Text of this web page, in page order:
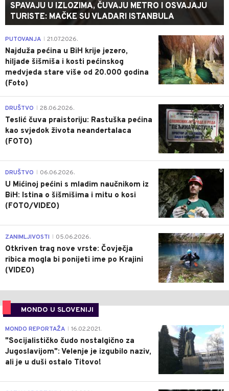
SPAVAJU U IZLOZIMA, ČUVAJU METRO I OSVAJAJU
TURISTE: MAČKE SU VLADARI ISTANBULA
0
PUTOVANJA 21.07.2026.
Najduža pećina u BiH krije jezero,
hiljade šišmiša i kosti pećinskog
medvjeda stare više od 20.000 godina
(Foto)
0
DRUŠTVO 28.06.2026.
Teslić čuva praistoriju: Rastuška pećina
kao svjedok života neandertalaca
(FOTO)
0
DRUŠTVO 06.06.2026.
U Mićinoj pećini s mladim naučnikom iz
BiH: Istina o šišmišima i mitu o kosi
(FOTO/VIDEO)
0
ZANIMLJIVOSTI 05.06.2026.
Otkriven trag nove vrste: Čovječja
ribica mogla bi ponijeti ime po Krajini
(VIDEO)
MONDO U SLOVENIJI
4
MONDO REPORTAŽA 16.02.2021.
"Socijalističko čudo nostalgično za
Jugoslavijom": Velenje je izgubilo naziv,
ali je u duši ostalo Titovo!